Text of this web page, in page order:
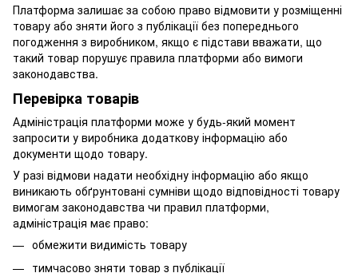
Платформа залишає за собою право відмовити у розміщенні
товару або зняти його з публікації без попереднього
погодження з виробником, якщо є підстави вважати, що
такий товар порушує правила платформи або вимоги
законодавства.
Перевірка товарів
Адміністрація платформи може у будь-який момент
запросити у виробника додаткову інформацію або
документи щодо товару.
У разі відмови надати необхідну інформацію або якщо
виникають обґрунтовані сумніви щодо відповідності товару
вимогам законодавства чи правил платформи,
адміністрація має право:
обмежити видимість товару
тимчасово зняти товар з публікації